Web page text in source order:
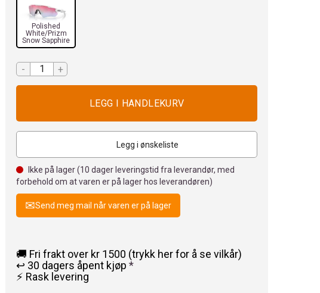
Polished
White/Prizm
Snow Sapphire
- +
Legg i ønskeliste
Ikke på lager (10 dager leveringstid fra leverandør, med
forbehold om at varen er på lager hos leverandøren)
Send meg mail når varen er på lager
🚚 Fri frakt over kr 1500 (trykk her for å se vilkår)
↩️ 30 dagers åpent kjøp*
⚡ Rask levering